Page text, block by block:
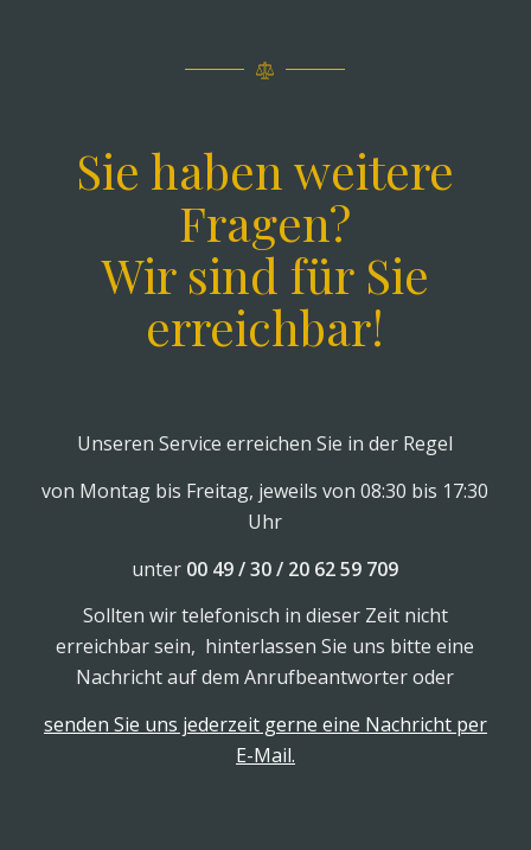
Sie haben weitere
Fragen?
Wir sind für Sie
erreichbar!
Unseren Service erreichen Sie in der Regel
von Montag bis Freitag, jeweils von 08:30 bis 17:30
Uhr
unter 00 49 / 30 / 20 62 59 709
Sollten wir telefonisch in dieser Zeit nicht
erreichbar sein, hinterlassen Sie uns bitte eine
Nachricht auf dem Anrufbeantworter oder
senden Sie uns jederzeit gerne eine Nachricht per
E-Mail.